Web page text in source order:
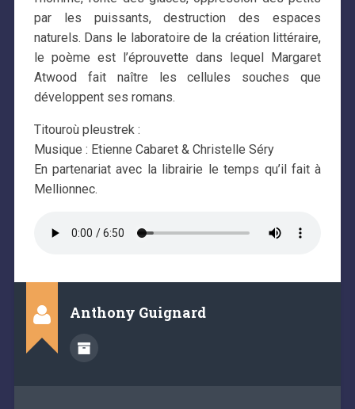
par les puissants, destruction des espaces
naturels. Dans le laboratoire de la création littéraire,
le poème est l’éprouvette dans lequel Margaret
Atwood fait naître les cellules souches que
développent ses romans.
Titouroù pleustrek :
Musique : Etienne Cabaret & Christelle Séry
En partenariat avec la librairie le temps qu’il fait à
Mellionnec.
Anthony Guignard